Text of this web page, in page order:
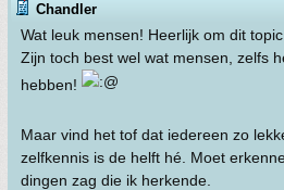
Chandler
Wat leuk mensen! Heerlijk om dit
Zijn toch best wel wat mensen, zelfs
hebben!
Maar vind het tof dat iedereen zo
zelfkennis is de helft hé. Moet
dingen zag die ik herkende.